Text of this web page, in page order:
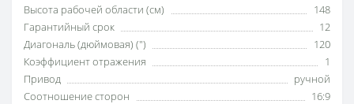
Высота рабочей области (см)
148
Гарантийный срок
12
Диагональ (дюймовая) (")
120
Коэффициент отражения
1
Привод
ручной
Соотношение сторон
16:9